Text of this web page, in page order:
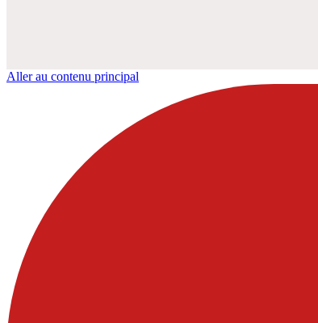
Aller au contenu principal